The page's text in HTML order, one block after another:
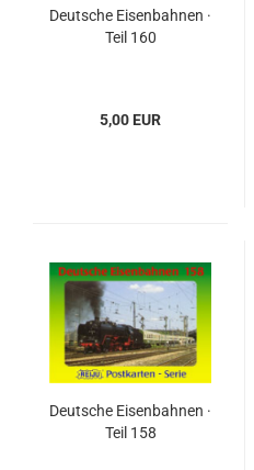
Deutsche Eisenbahnen ·
Teil 160
5,00 EUR
Deutsche Eisenbahnen ·
Teil 158